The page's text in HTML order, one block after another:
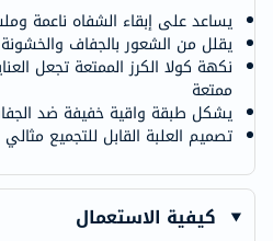
يساعد على إبقاء الشفاه ناعمة
يقلل من الشعور بالجفاف والخشونة
نكهة كولا الكرز الممتعة تجعل
ممتعة
يشكل طبقة واقية خفيفة ضد
تصميم العلبة القابل للتجميع
كيفية الاستعمال